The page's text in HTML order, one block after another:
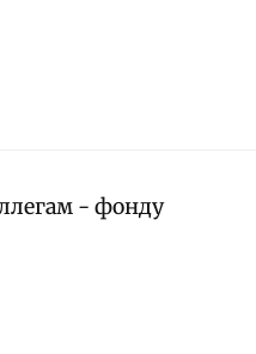
- фонду